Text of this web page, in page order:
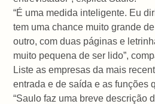
“É uma medida inteligente. Eu
tem uma chance muito grande
outro, com duas páginas e
muito pequena de ser lido”,
Liste as empresas da mais
entrada e de saída e as funções
“Saulo faz uma breve descrição